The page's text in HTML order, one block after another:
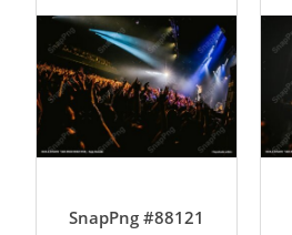
SnapPng #88121